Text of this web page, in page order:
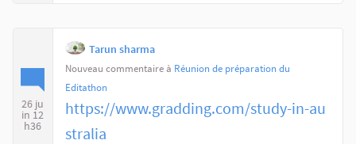
26 ju
in 12
h36
Tarun sharma
Nouveau commentaire à Réunion de préparation du
Editathon
https://www.gradding.com/study-in-au
stralia